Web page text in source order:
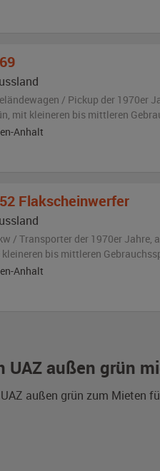
UAZ außen grün
außen grün zum Mieten
/ Pickup der 1970er
, mit kleineren bis mittleren
Anhalt
Flakscheinwerfer
/ Transporter der 1970er Jahre,
bis mittleren
Anhalt